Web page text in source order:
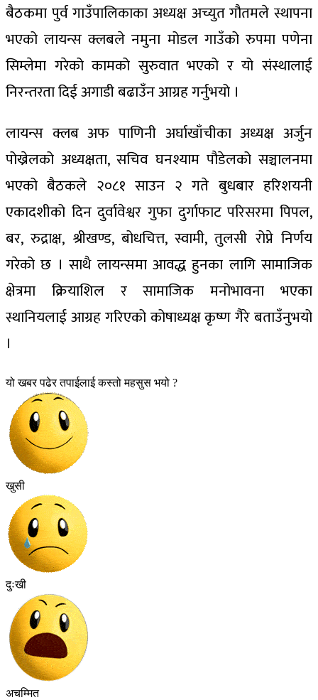
बैठकमा पुर्व गाउँपालिकाका अध्यक्ष अच्युत गौतमले स्थापना
भएको लायन्स क्लबले नमुना मोडल गाउँको रुपमा पणेना
सिम्लेमा गरेको कामको सुरुवात भएको र यो संस्थालाई
निरन्तरता दिई अगाडी बढाउँन आग्रह गर्नुभयो ।
लायन्स क्लब अफ पाणिनी अर्घाखाँचीका अध्यक्ष अर्जुन
पोख्रेलको अध्यक्षता, सचिव घनश्याम पौडेलको सञ्चालनमा
भएको बैठकले २०८१ साउन २ गते बुधबार हरिशयनी
एकादशीको दिन दुर्वावेश्वर गुफा दुर्गाफाट परिसरमा पिपल,
बर, रुद्राक्ष, श्रीखण्ड, बोधचित्त, स्वामी, तुलसी रोप्ने निर्णय
गरेको छ । साथै लायन्समा आवद्ध हुनका लागि सामाजिक
क्षेत्रमा क्रियाशिल र सामाजिक मनोभावना भएका
स्थानियलाई आग्रह गरिएको कोषाध्यक्ष कृष्ण गैरे बताउँनुभयो
।
यो खबर पढेर तपाईलाई कस्तो महसुस भयो ?
खुसी
दुःखी
अचम्मित